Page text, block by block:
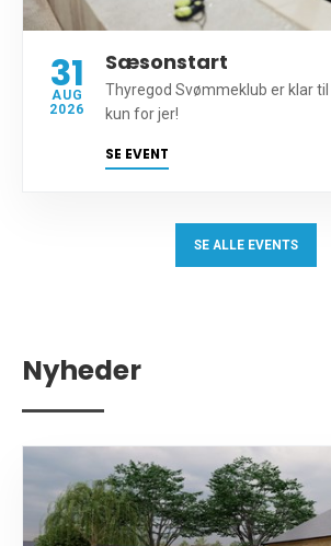
31
AUG
2026
Sæsonstart
Thyregod Svømmeklub er klar
kun for jer!
SE EVENT
SE ALLE EVENTS
Nyheder